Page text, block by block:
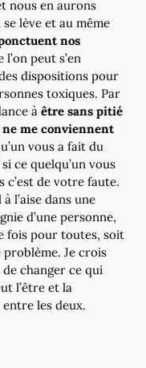
nous en aurons
lève et au même
nos
peut s’en
dispositions pour
toxiques. Par
à être sans pitié
ne me conviennent
vous a fait du
ce quelqu’un vous
c’est de votre faute.
l’aise dans une
d’une personne,
fois pour toutes, soit
problème. Je crois
de changer ce qui
l’être et la
les deux.